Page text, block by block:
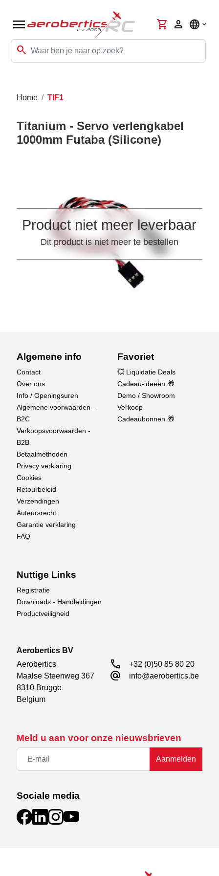
menu
search
shopping_cart person language
Home TIF1
Titanium - Servo verlengkabel
1000mm Futaba (Silicone)
Product niet meer leverbaar
Dit product is niet meer te bestellen
Meld u aan voor onze nieuwsbrieven
Aanmelden
Sociale media
Algemene info
Contact
Over ons
Info / Openingsuren
Algemene voorwaarden -
B2C
Verkoopsvoorwaarden -
B2B
Betaalmethoden
Privacy verklaring
Cookies
Retourbeleid
Verzendingen
Auteursrecht
Garantie verklaring
FAQ
Favoriet
💥 Liquidatie Deals
Cadeau-ideeën 🎁
Demo / Showroom
Verkoop
Cadeaubonnen 🎁
Nuttige Links
Registratie
Downloads - Handleidingen
Productveiligheid
Aerobertics BV
Aerobertics
Maalse Steenweg 367
8310 Brugge
Belgium
call +32 (0)50 85 80 20
alternate_email info@aerobertics.be